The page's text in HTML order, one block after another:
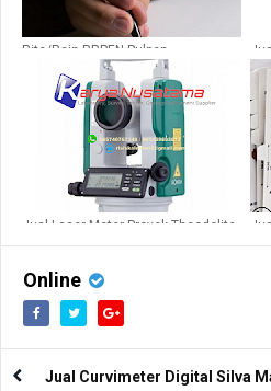
Rite/Rain RRPEN Pulpen
Weatherproof
Jual Laser Meter Proyek Theodolite
Online
Jual Curvimeter Digital Silva